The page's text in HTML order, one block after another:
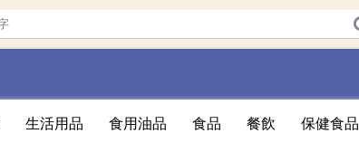
生活用品 食用油品 食品 餐飲 保健食品